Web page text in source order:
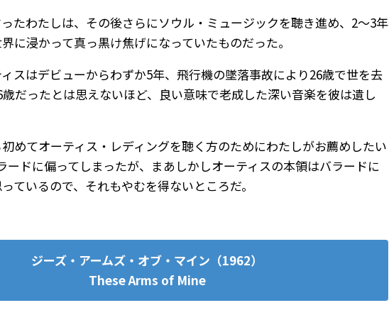
たわたしは、その後さらにソウル・ミュージックを聴き進め、2〜3年
に浸かって真っ黒け焦げになっていたものだった。
スはデビューからわずか5年、飛行機の墜落事故により26歳で世を去
だったとは思えないほど、良い意味で老成した深い音楽を彼は遺し
めてオーティス・レディングを聴く方のためにわたしがお薦めしたい
ードに偏ってしまったが、まあしかしオーティスの本領はバラードに
ているので、それもやむを得ないところだ。
ジーズ・アームズ・オブ・マイン（1962）
These Arms of Mine